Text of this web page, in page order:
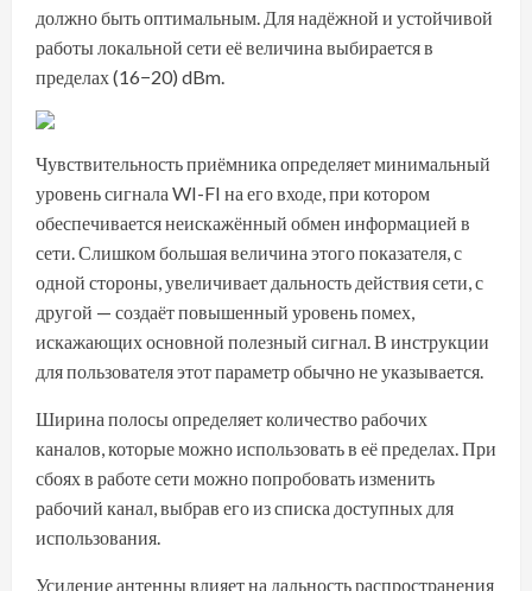
должно быть оптимальным. Для надёжной и устойчивой
работы локальной сети её величина выбирается в
пределах (16−20) dBm.
Чувствительность приёмника определяет минимальный
уровень сигнала WI-FI на его входе, при котором
обеспечивается неискажённый обмен информацией в
сети. Слишком большая величина этого показателя, с
одной стороны, увеличивает дальность действия сети, с
другой — создаёт повышенный уровень помех,
искажающих основной полезный сигнал. В инструкции
для пользователя этот параметр обычно не указывается.
Ширина полосы определяет количество рабочих
каналов, которые можно использовать в её пределах. При
сбоях в работе сети можно попробовать изменить
рабочий канал, выбрав его из списка доступных для
использования.
Усиление антенны влияет на дальность распространения